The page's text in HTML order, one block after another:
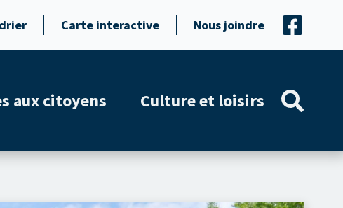
Carte interactive Nous joindre
aux citoyens Culture et loisirs